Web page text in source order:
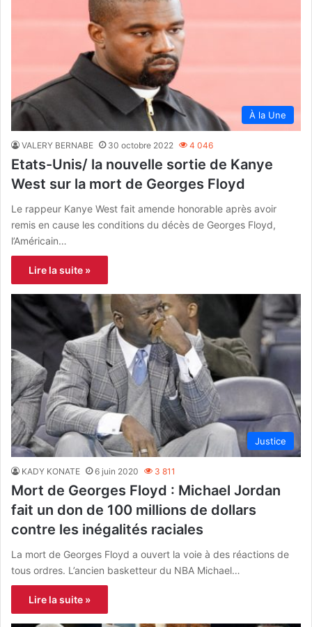
À la Une
VALERY BERNABE 30 octobre 2022 4 046
Etats-Unis/ la nouvelle sortie de Kanye
West sur la mort de Georges Floyd
Le rappeur Kanye West fait amende honorable après avoir
remis en cause les conditions du décès de Georges Floyd,
l’Américain…
Lire la suite »
Justice
KADY KONATE 6 juin 2020 3 811
Mort de Georges Floyd : Michael Jordan
fait un don de 100 millions de dollars
contre les inégalités raciales
La mort de Georges Floyd a ouvert la voie à des réactions de
tous ordres. L’ancien basketteur du NBA Michael…
Lire la suite »